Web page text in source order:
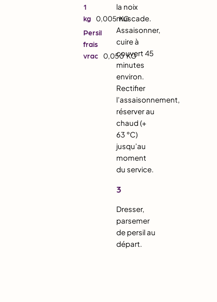
1
kg
0,005 KG
Persil
frais
vrac
0,050 KG
la noix
muscade.
Assaisonner,
cuire à
couvert 45
minutes
environ.
Rectifier
l’assaisonnement,
réserver au
chaud (+
63 °C)
jusqu’au
moment
du service.
3
Dresser,
parsemer
de persil au
départ.